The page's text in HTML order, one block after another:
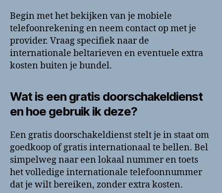
Begin met het bekijken van je mobiele
telefoonrekening en neem contact op met je
provider. Vraag specifiek naar de
internationale beltarieven en eventuele extra
kosten buiten je bundel.
Wat is een gratis doorschakeldienst
en hoe gebruik ik deze?
Een gratis doorschakeldienst stelt je in staat om
goedkoop of gratis internationaal te bellen. Bel
simpelweg naar een lokaal nummer en toets
het volledige internationale telefoonnummer
dat je wilt bereiken, zonder extra kosten.